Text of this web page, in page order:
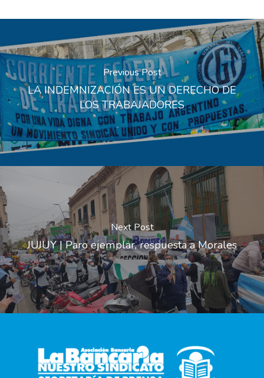
Previous Post
LA INDEMNIZACIÓN ES UN DERECHO DE
LOS TRABAJADORES
Next Post
JUJUY | Paro ejemplar, respuesta a Morales